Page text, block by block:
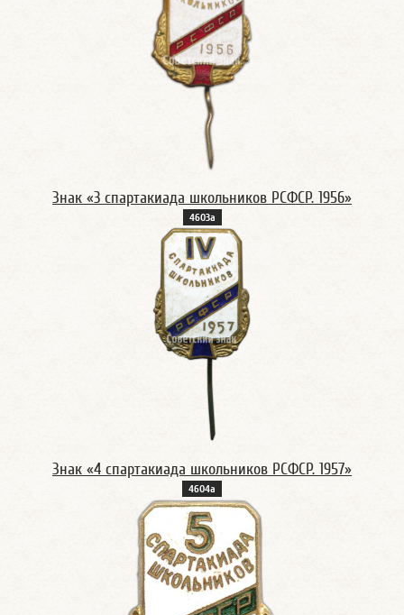
Знак «3 спартакиада школьников РСФСР. 1956»
4603а
Знак «4 спартакиада школьников РСФСР. 1957»
4604а